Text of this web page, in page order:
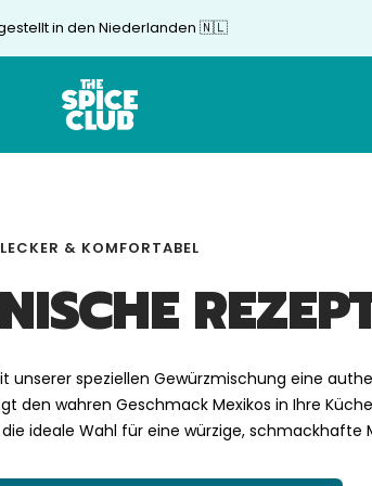
in den Niederlanden 🇳🇱
The
Spice
LECKER & KOMFORTABEL
unserer speziellen Gewürzmischung eine
den wahren Geschmack Mexikos in Ihre
ideale Wahl für eine würzige, schmackhafte